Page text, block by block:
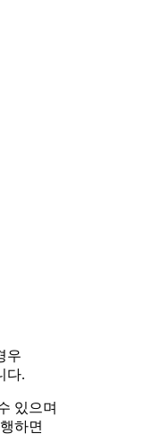
우
다.
있으며
하면